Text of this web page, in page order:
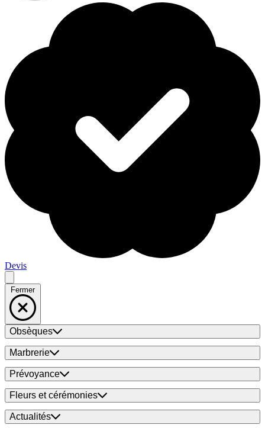
Devis
Fermer
Obsèques
Marbrerie
Prévoyance
Fleurs et cérémonies
Actualités